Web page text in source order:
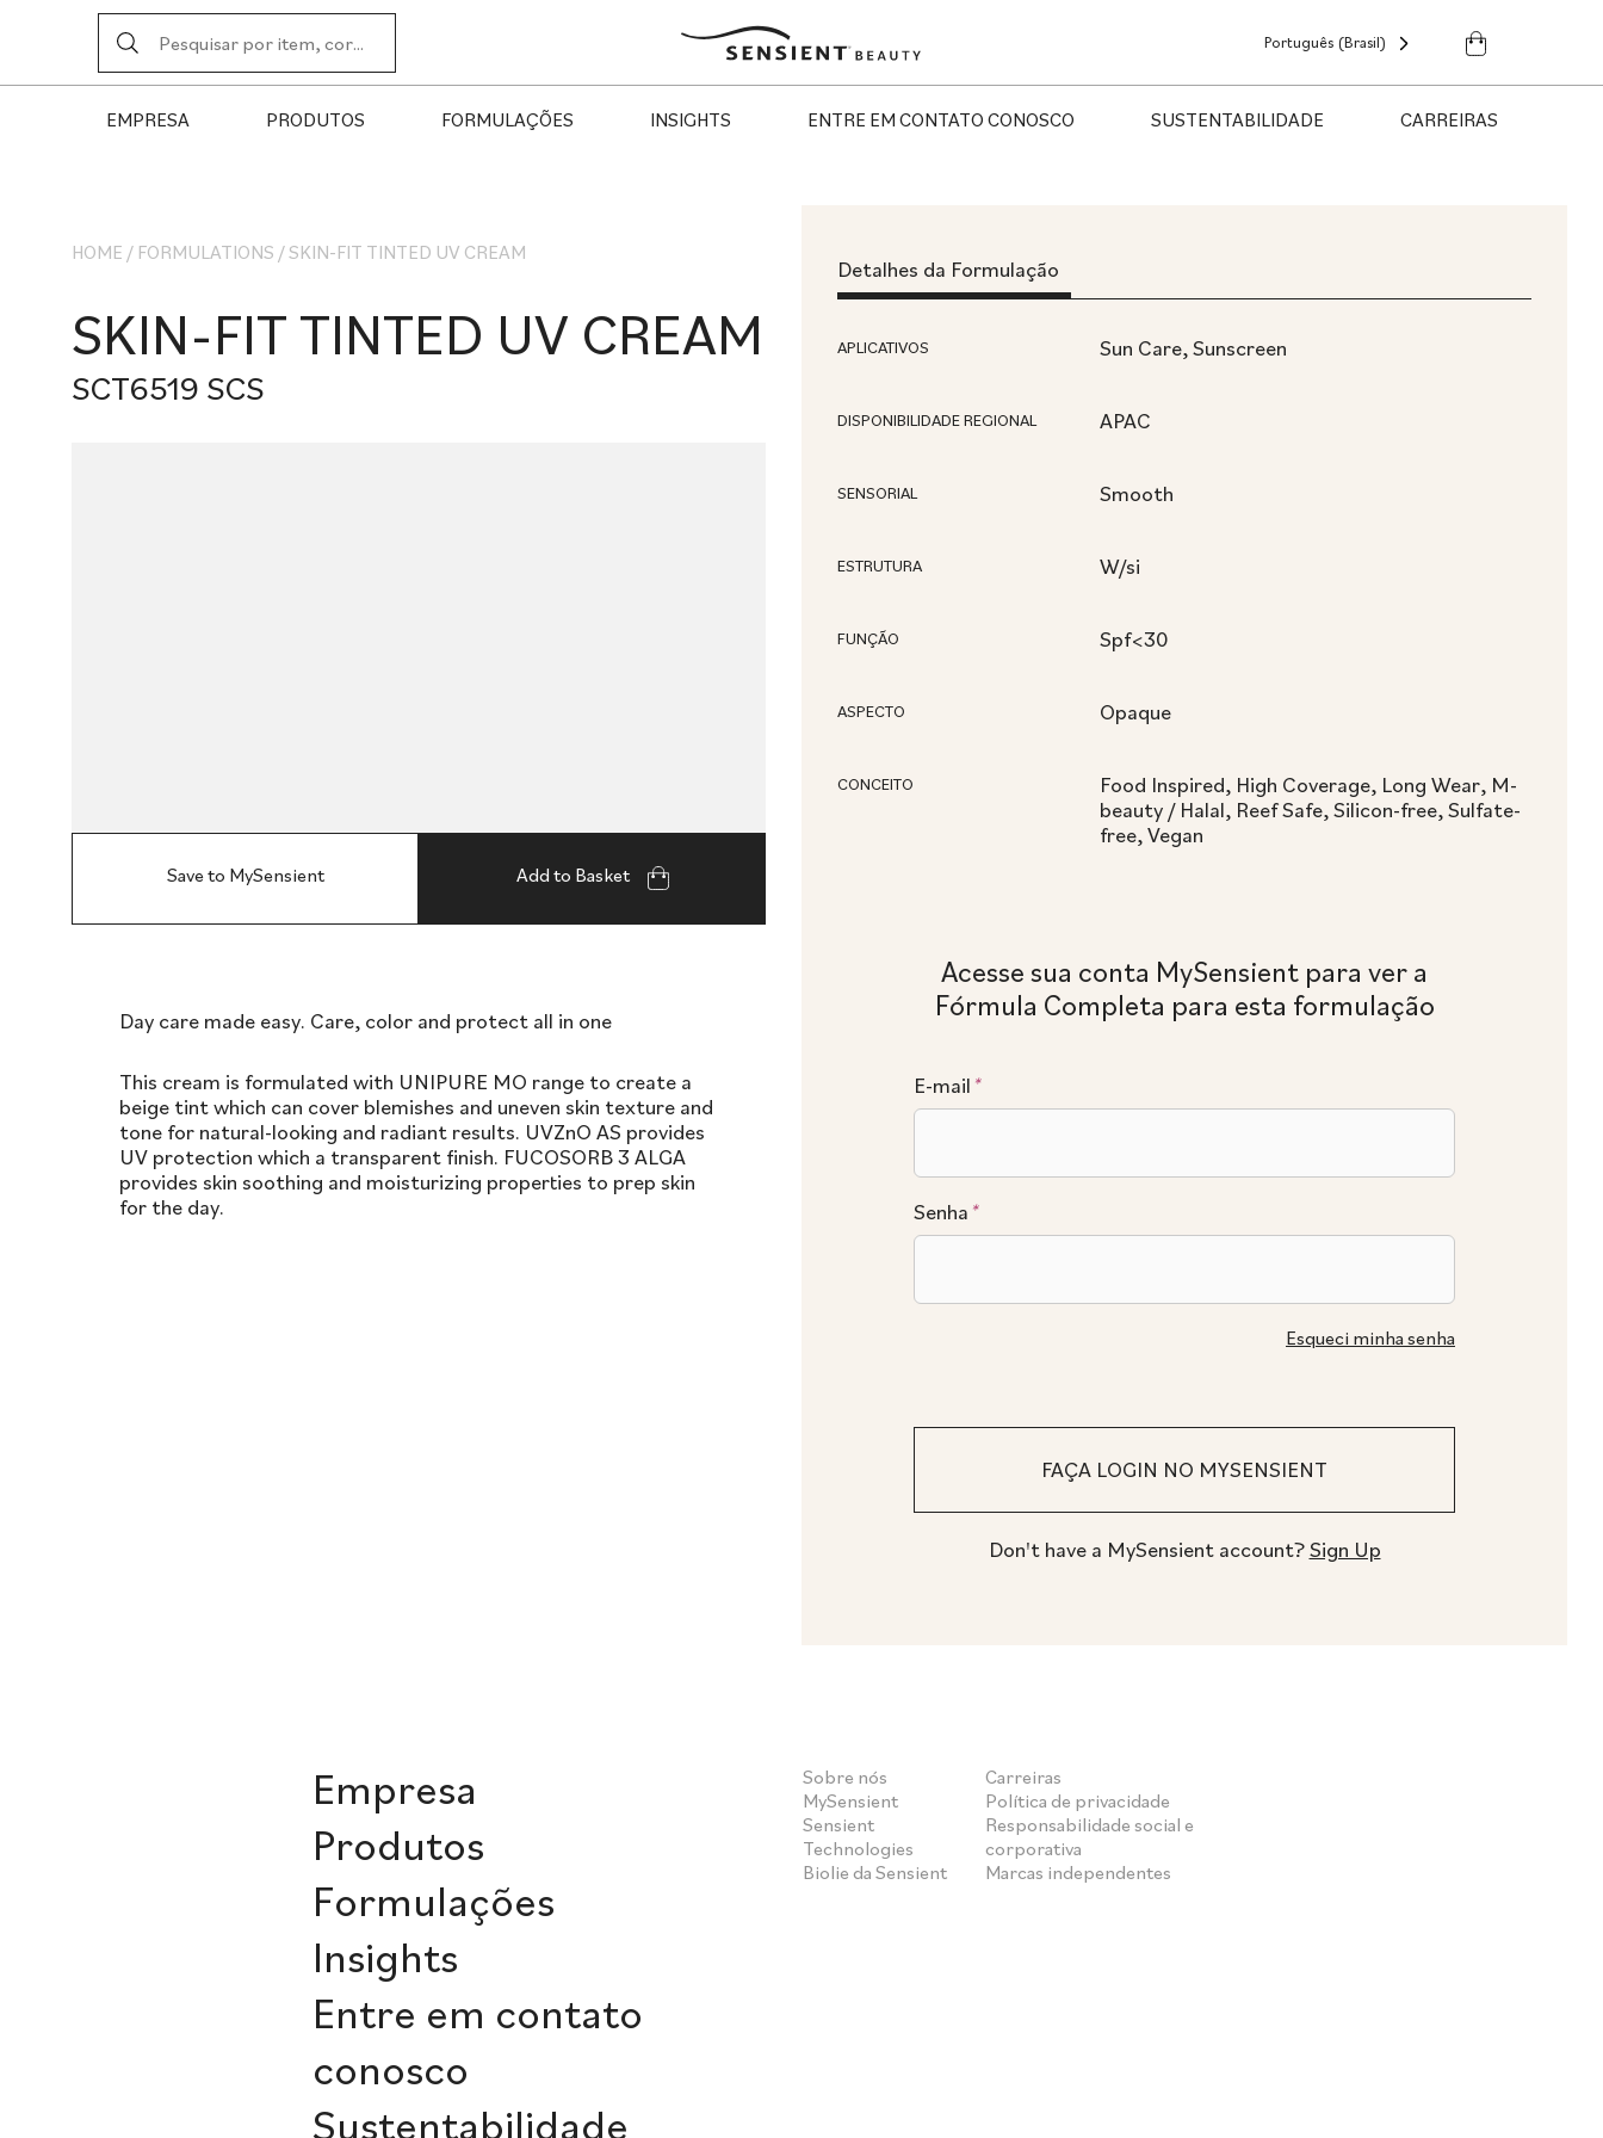
Sensient
Português (Brasil)
EMPRESA PRODUTOS FORMULAÇÕES INSIGHTS ENTRE EM CONTATO CONOSCO SUSTENTABILIDADE CARREIRAS
HOME / FORMULATIONS /SKIN-FIT TINTED UV CREAM
SKIN-FIT TINTED UV CREAM
SCT6519 SCS
Save to MySensient Add to Basket
Day care made easy. Care, color and protect all in one
This cream is formulated with UNIPURE MO range to create a
beige tint which can cover blemishes and uneven skin texture and
tone for natural-looking and radiant results. UVZnO AS provides
UV protection which a transparent finish. FUCOSORB 3 ALGA
provides skin soothing and moisturizing properties to prep skin
for the day.
Detalhes da Formulação
APLICATIVOS Sun Care, Sunscreen
DISPONIBILIDADE REGIONAL APAC
SENSORIAL Smooth
ESTRUTURA W/si
FUNÇÃO Spf<30
ASPECTO Opaque
CONCEITO
Food Inspired, High Coverage, Long Wear, M-
beauty / Halal, Reef Safe, Silicon-free, Sulfate-
free, Vegan
Acesse sua conta MySensient para ver a
Fórmula Completa para esta formulação
E-mail *
Senha *
Esqueci minha senha
Don't have a MySensient account?Sign Up
Empresa
Produtos
Formulações
Insights
Entre em contato
conosco
Sustentabilidade
Sobre nós
MySensient
Sensient
Technologies
Biolie da Sensient
Carreiras
Política de privacidade
Responsabilidade social e
corporativa
Marcas independentes